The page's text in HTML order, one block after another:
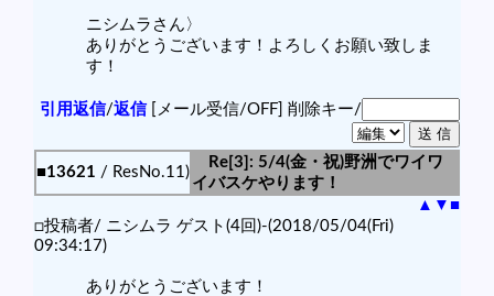
ニシムラさん〉
ありがとうございます！よろしくお願い致しま
す！
引用返信/返信[メール受信/OFF] 削除キー/
■13621 / ResNo.11)
Re[3]: 5/4(金・祝)野洲でワイワ
イバスケやります！
▲ ▼ ■
□投稿者/ ニシムラ ゲスト(4回)-(2018/05/04(Fri)
09:34:17)
ありがとうございます！